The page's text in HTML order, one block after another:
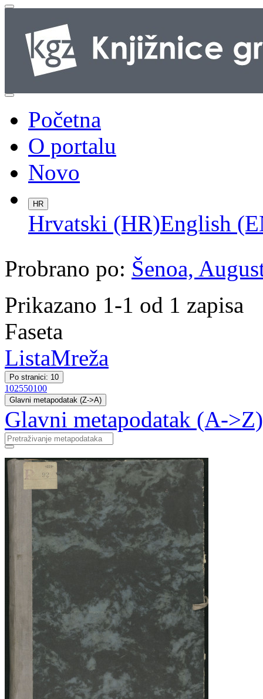
Početna
O portalu
Novo
HR
Hrvatski (HR)English
Probrano po: Šenoa,
Prikazano 1-1 od 1 zapisa
Faseta
ListaMreža
Po stranici: 10
102550100
Glavni metapodatak (Z->A)
Glavni metapodatak (A->Z)